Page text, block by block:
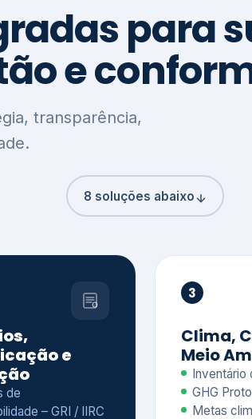
para
e
transparência,
8 soluções abaixo
e
de
– GRI / IIRC
3
Clima,
Meio
Inventário
GHG
Metas